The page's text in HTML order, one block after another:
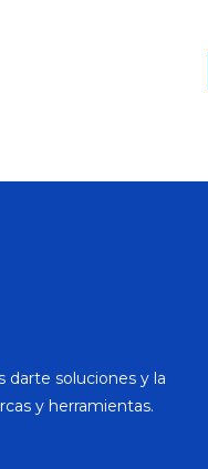
darte soluciones y la
y herramientas.